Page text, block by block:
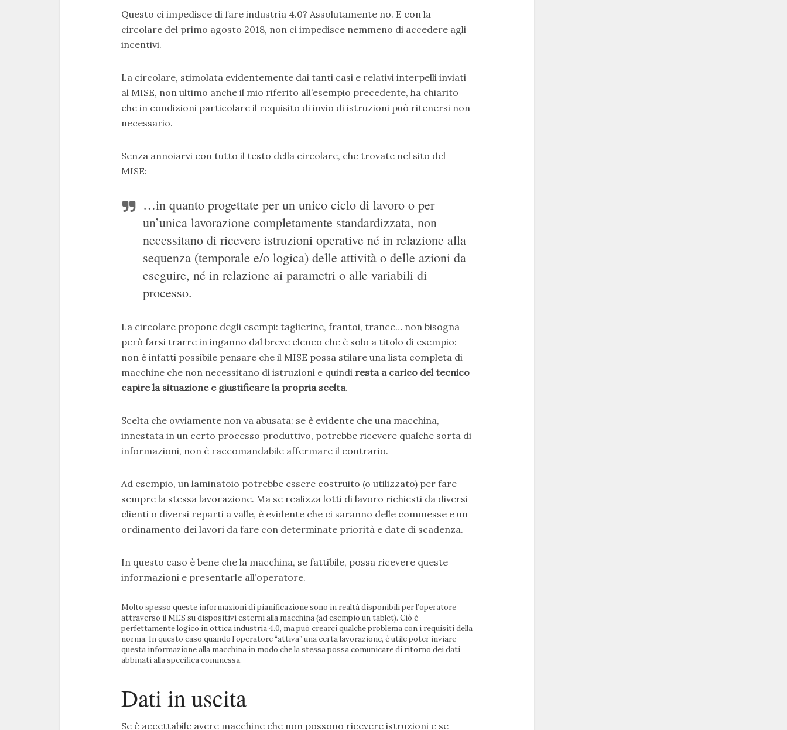
Questo ci impedisce di fare industria 4.0? Assolutamente no. E con la
circolare del primo agosto 2018, non ci impedisce nemmeno di accedere agli
incentivi.
La circolare, stimolata evidentemente dai tanti casi e relativi interpelli inviati
al MISE, non ultimo anche il mio riferito all’esempio precedente, ha chiarito
che in condizioni particolare il requisito di invio di istruzioni può ritenersi non
necessario.
Senza annoiarvi con tutto il testo della circolare, che trovate nel sito del
MISE:
…in quanto progettate per un unico ciclo di lavoro o per
un’unica lavorazione completamente standardizzata, non
necessitano di ricevere istruzioni operative né in relazione alla
sequenza (temporale e/o logica) delle attività o delle azioni da
eseguire, né in relazione ai parametri o alle variabili di
processo.
La circolare propone degli esempi: taglierine, frantoi, trance… non bisogna
però farsi trarre in inganno dal breve elenco che è solo a titolo di esempio:
non è infatti possibile pensare che il MISE possa stilare una lista completa di
macchine che non necessitano di istruzioni e quindi resta a carico del tecnico
capire la situazione e giustificare la propria scelta.
Scelta che ovviamente non va abusata: se è evidente che una macchina,
innestata in un certo processo produttivo, potrebbe ricevere qualche sorta di
informazioni, non è raccomandabile affermare il contrario.
Ad esempio, un laminatoio potrebbe essere costruito (o utilizzato) per fare
sempre la stessa lavorazione. Ma se realizza lotti di lavoro richiesti da diversi
clienti o diversi reparti a valle, è evidente che ci saranno delle commesse e un
ordinamento dei lavori da fare con determinate priorità e date di scadenza.
In questo caso è bene che la macchina, se fattibile, possa ricevere queste
informazioni e presentarle all’operatore.
Molto spesso queste informazioni di pianificazione sono in realtà disponibili per l’operatore
attraverso il MES su dispositivi esterni alla macchina (ad esempio un tablet). Ciò è
perfettamente logico in ottica industria 4.0, ma può crearci qualche problema con i requisiti della
norma. In questo caso quando l’operatore “attiva” una certa lavorazione, è utile poter inviare
questa informazione alla macchina in modo che la stessa possa comunicare di ritorno dei dati
abbinati alla specifica commessa.
Dati in uscita
Se è accettabile avere macchine che non possono ricevere istruzioni e se